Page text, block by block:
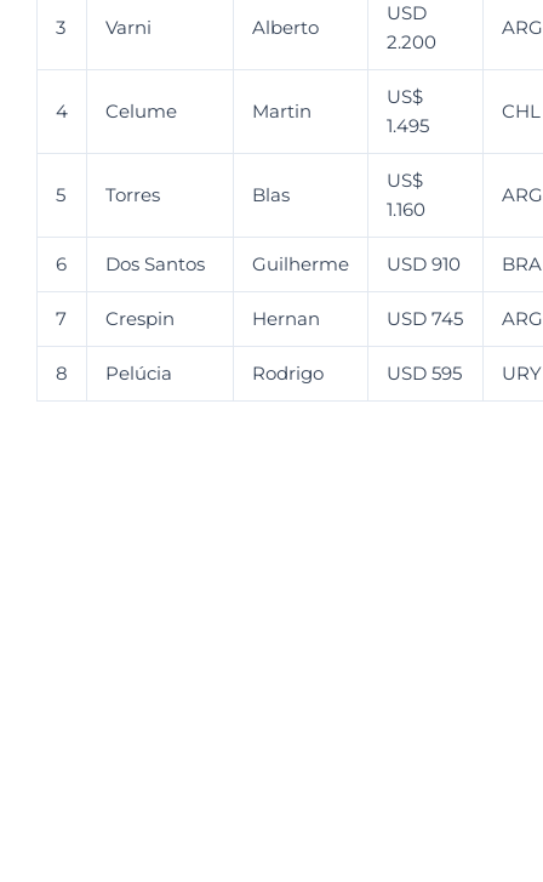
3 Varni Alberto
USD
2.200
ARG
4 Celume Martin
US$
1.495
CHL
5 Torres Blas
US$
1.160
ARG
6 Dos Santos Guilherme USD 910 BRA
7 Crespin Hernan USD 745 ARG
8 Pelúcia Rodrigo USD 595 URY